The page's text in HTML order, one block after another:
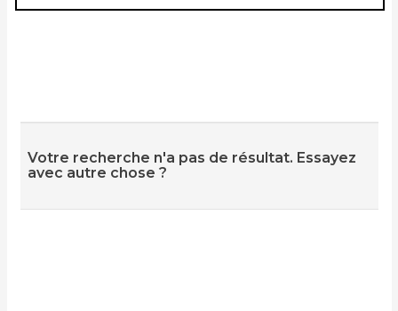
Votre recherche n'a pas de résultat. Essayez
avec autre chose ?